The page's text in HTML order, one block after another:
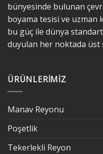
bünyesinde bulunan
boyama tesisi ve uzman
bu güç ile dünya
duyulan her noktada üst
ÜRÜNLERIMIZ
Manav Reyonu
Poşetlik
Tekerlekli Reyon